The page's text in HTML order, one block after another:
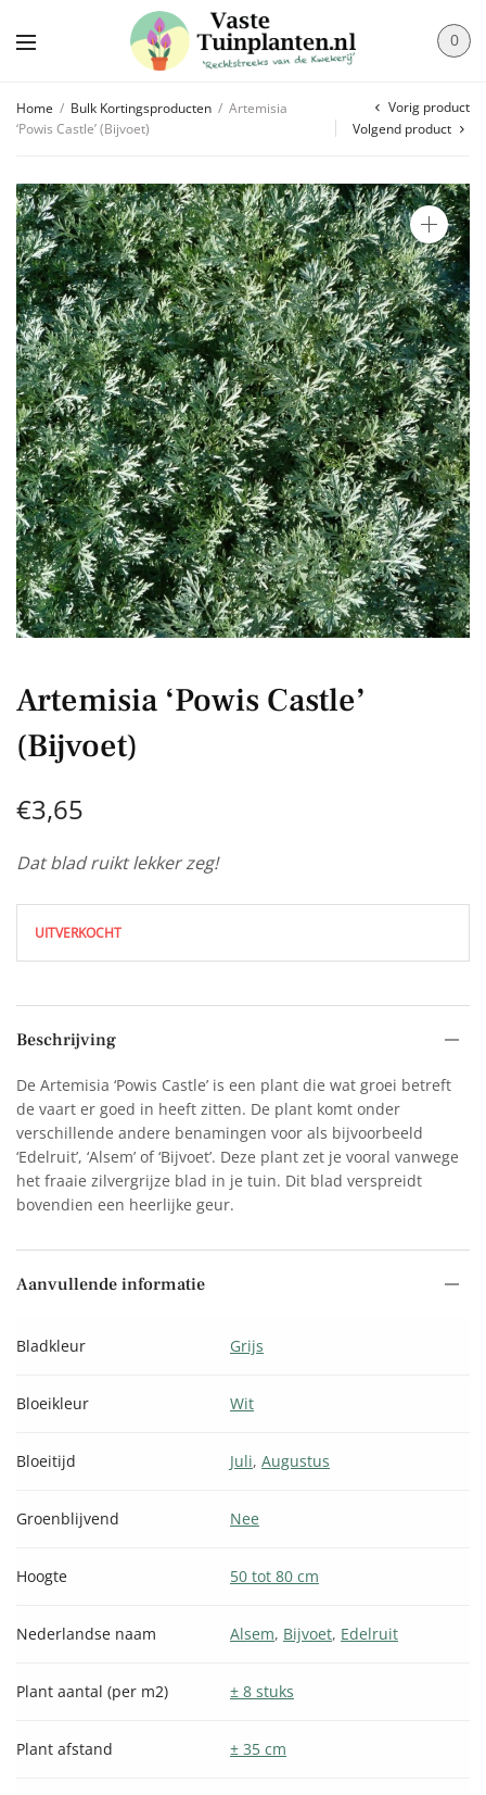
0
Home / Bulk Kortingsproducten / Artemisia
‘Powis Castle’ (Bijvoet)
Vorig product
Volgend product
Artemisia ‘Powis Castle’
(Bijvoet)
€3,65
Dat blad ruikt lekker zeg!
UITVERKOCHT
Beschrijving
De Artemisia ‘Powis Castle’ is een plant die wat groei betreft
de vaart er goed in heeft zitten. De plant komt onder
verschillende andere benamingen voor als bijvoorbeeld
‘Edelruit’, ‘Alsem’ of ‘Bijvoet’. Deze plant zet je vooral vanwege
het fraaie zilvergrijze blad in je tuin. Dit blad verspreidt
bovendien een heerlijke geur.
Aanvullende informatie
Bladkleur Grijs
Bloeikleur Wit
Bloeitijd Juli,Augustus
Groenblijvend Nee
Hoogte 50 tot 80 cm
Nederlandse naam Alsem, Bijvoet, Edelruit
Plant aantal (per m2) ± 8 stuks
Plant afstand ± 35 cm